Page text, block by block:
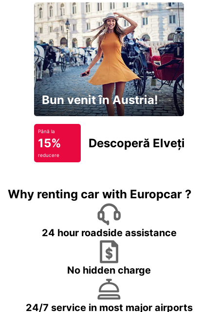
Bun venit în Austria!
Până la
15%
reducere
Descoperă Elveția
Why renting car with Europcar ?
24 hour roadside assistance
No hidden charge
24/7 service in most major airports